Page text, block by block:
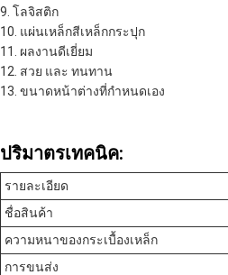
โลจิสติก
แผ่นเหล็กสีเหล็กกระปุก
ผลงานดีเยี่ยม
สวย และ ทนทาน
ขนาดหน้าต่างที่กําหนดเอง
ปริมาตรเทคนิค:
รายละเอียด
ชื่อสินค้า
ความหนาของกระเบื้องเหล็ก
การขนส่ง